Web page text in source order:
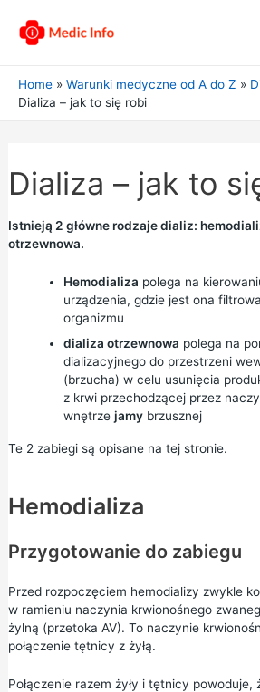
Home Warunki medyczne od A do Z
Dializa – jak to się robi
Dializa – jak to
Istnieją 2 główne rodzaje dializ:
otrzewnowa.
Hemodializa polega na
urządzenia, gdzie jest ona
organizmu
dializa otrzewnowa polega na
dializacyjnego do przestrzeni
(brzucha) w celu usunięcia
z krwi przechodzącej przez
wnętrze jamybrzusznej
Te 2 zabiegi są opisane na tej stronie.
Hemodializa
Przygotowanie do zabiegu
Przed rozpoczęciem hemodializy zwykle
w ramieniu naczynia krwionośnego
żylną (przetoka AV). To naczynie
połączenie tętnicy z żyłą.
Połączenie razem żyły i tętnicy